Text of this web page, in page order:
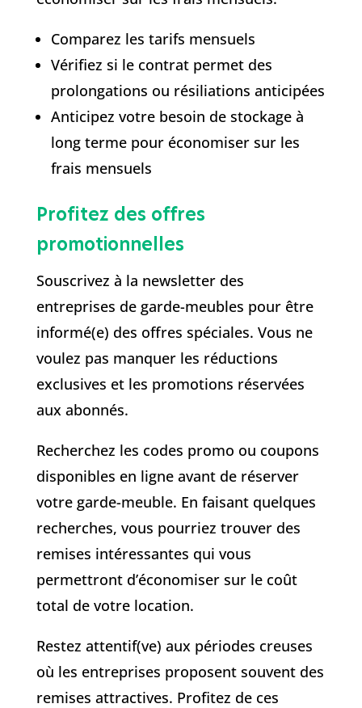
Comparez les tarifs mensuels
Vérifiez si le contrat permet des
prolongations ou résiliations anticipées
Anticipez votre besoin de stockage à
long terme pour économiser sur les
frais mensuels
Profitez des offres
promotionnelles
Souscrivez à la newsletter des
entreprises de garde-meubles pour être
informé(e) des offres spéciales. Vous ne
voulez pas manquer les réductions
exclusives et les promotions réservées
aux abonnés.
Recherchez les codes promo ou coupons
disponibles en ligne avant de réserver
votre garde-meuble. En faisant quelques
recherches, vous pourriez trouver des
remises intéressantes qui vous
permettront d’économiser sur le coût
total de votre location.
Restez attentif(ve) aux périodes creuses
où les entreprises proposent souvent des
remises attractives. Profitez de ces